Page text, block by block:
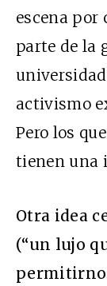
escena por
parte de la
activismo
Pero los
tienen una
Otra idea
(“un lujo